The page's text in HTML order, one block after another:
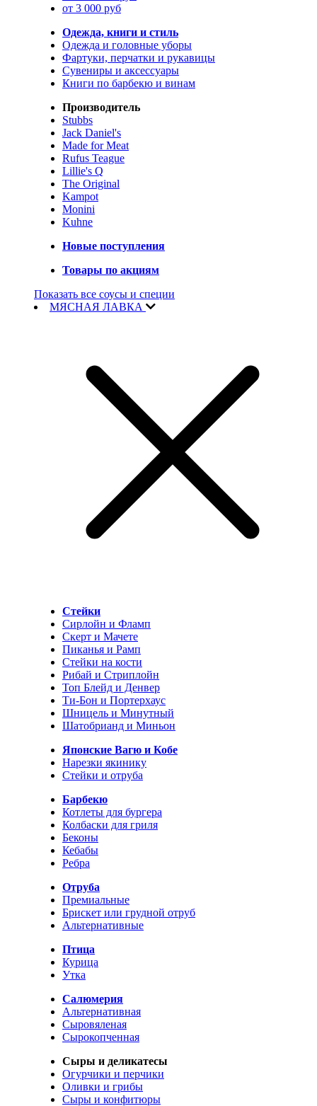
от 3 000 руб
Одежда, книги и стиль
Одежда и головные уборы
Фартуки, перчатки и рукавицы
Сувениры и аксессуары
Книги по барбекю и винам
Производитель
Stubbs
Jack Daniel's
Made for Meat
Rufus Teague
Lillie's Q
The Original
Kampot
Monini
Kuhne
Новые поступления
Товары по акциям
Показать все соусы и специи
МЯСНАЯ ЛАВКА
Стейки
Сирлойн и Фламп
Скерт и Мачете
Пиканья и Рамп
Стейки на кости
Рибай и Стриплойн
Топ Блейд и Денвер
Ти-Бон и Портерхаус
Шницель и Минутный
Шатобрианд и Миньон
Японские Вагю и Кобе
Нарезки якинику
Стейки и отруба
Барбекю
Котлеты для бургера
Колбаски для гриля
Беконы
Кебабы
Ребра
Отруба
Премиальные
Брискет или грудной отруб
Альтернативные
Птица
Курица
Утка
Салюмерия
Альтернативная
Сыровяленая
Сырокопченная
Сыры и деликатесы
Огурчики и перчики
Оливки и грибы
Сыры и конфитюры